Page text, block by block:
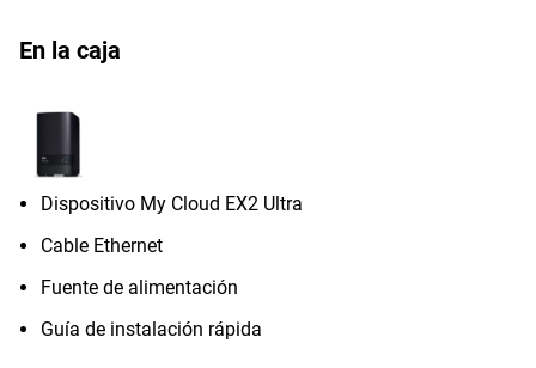
En la caja
Dispositivo My Cloud EX2 Ultra
Cable Ethernet
Fuente de alimentación
Guía de instalación rápida